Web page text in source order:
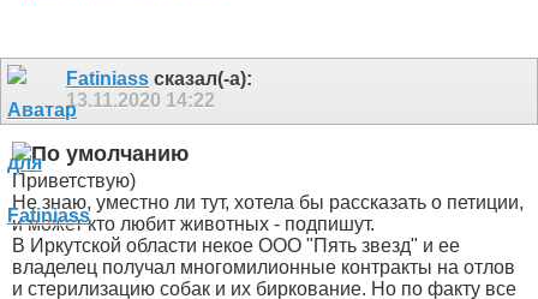
Fatiniass сказал(-а):
13.11.2020 14:22
Приветствую)
Не знаю, уместно ли тут, хотела бы рассказать о петиции,
и может кто любит животных - подпишут.
В Иркутской области некое ООО "Пять звезд" и ее
владелец получал многомилионные контракты на отлов
и стерилизацию собак и их биркование. Но по факту все